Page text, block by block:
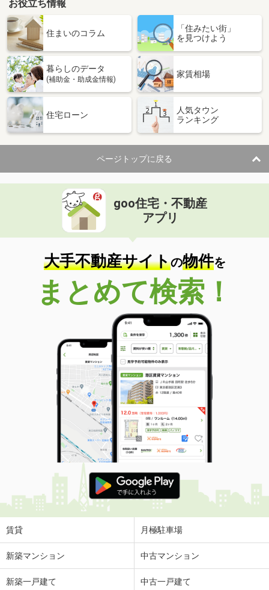
お役立ち情報
住まいのコラム
「住みたい街」
を見つけよう
暮らしのデータ
(補助金・助成金情報)
家賃相場
住宅ローン
人気タウン
ランキング
ページトップに戻る
goo住宅・不動産
アプリ
大手不動産サイトの物件を
まとめて検索！
賃貸 月極駐車場
新築マンション 中古マンション
新築一戸建て 中古一戸建て